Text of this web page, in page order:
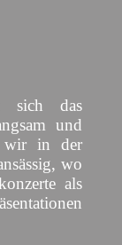
sich das
und
wir in der
wo
als